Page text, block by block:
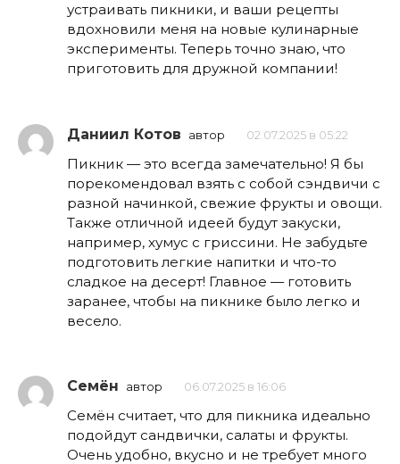
устраивать пикники, и ваши рецепты
вдохновили меня на новые кулинарные
эксперименты. Теперь точно знаю, что
приготовить для дружной компании!
Даниил Котов автор 02.07.2025 в 05:22
Пикник — это всегда замечательно! Я бы
порекомендовал взять с собой сэндвичи с
разной начинкой, свежие фрукты и овощи.
Также отличной идеей будут закуски,
например, хумус с гриссини. Не забудьте
подготовить легкие напитки и что-то
сладкое на десерт! Главное — готовить
заранее, чтобы на пикнике было легко и
весело.
Семён автор 06.07.2025 в 16:06
Семён считает, что для пикника идеально
подойдут сандвички, салаты и фрукты.
Очень удобно, вкусно и не требует много